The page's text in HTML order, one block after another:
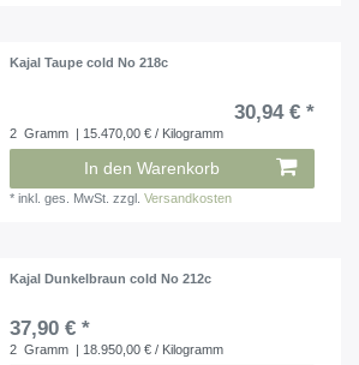
Kajal Taupe cold No 218c
30,94 € *
2 Gramm | 15.470,00 € / Kilogramm
In den Warenkorb
*inkl. ges. MwSt. zzgl.Versandkosten
Kajal Dunkelbraun cold No 212c
37,90 € *
2 Gramm | 18.950,00 € / Kilogramm